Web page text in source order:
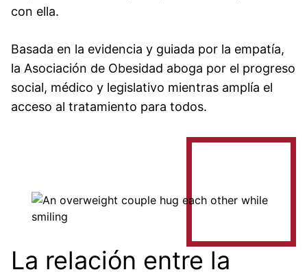
con ella.
Basada en la evidencia y guiada por la empatía,
la Asociación de Obesidad aboga por el progreso
social, médico y legislativo mientras amplía el
acceso al tratamiento para todos.
La relación entre la
Image